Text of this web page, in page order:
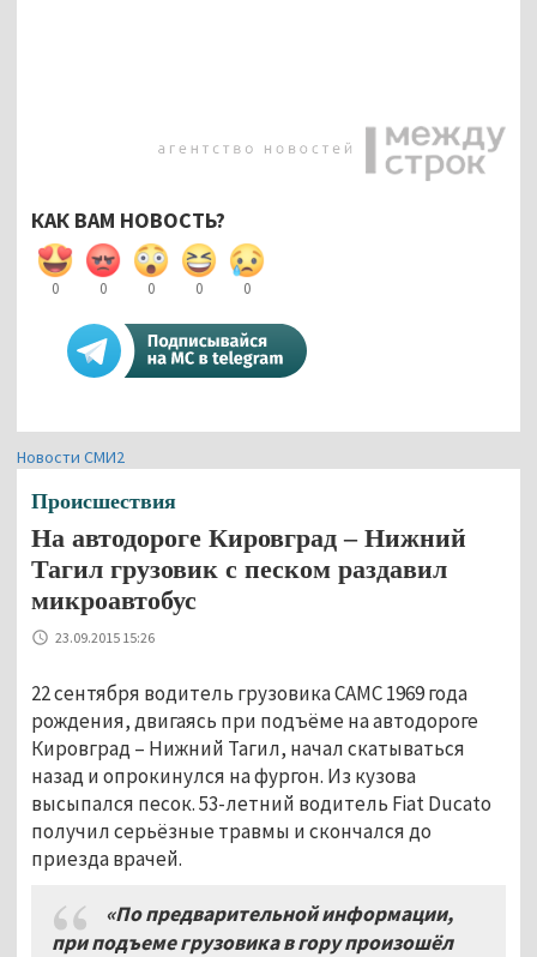
КАК ВАМ НОВОСТЬ?
0 0 0 0 0
Новости СМИ2
Происшествия
На автодороге Кировград – Нижний
Тагил грузовик с песком раздавил
микроавтобус
23.09.2015 15:26
22 сентября водитель грузовика САМС 1969 года
рождения, двигаясь при подъёме на автодороге
Кировград – Нижний Тагил, начал скатываться
назад и опрокинулся на фургон. Из кузова
высыпался песок. 53-летний водитель Fiat Ducato
получил серьёзные травмы и скончался до
приезда врачей.
«По предварительной информации,
при подъеме грузовика в гору произошёл